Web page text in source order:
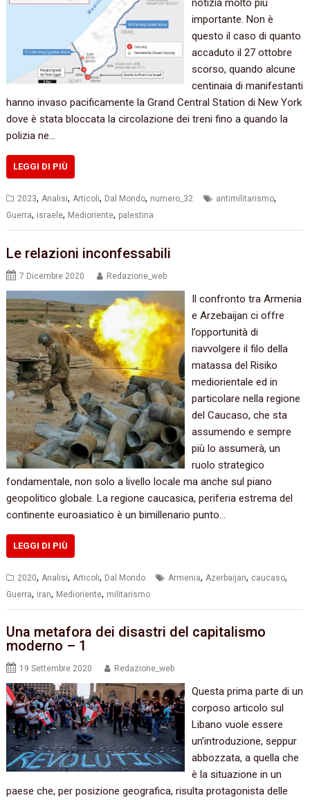
notizia molto più
importante. Non è
questo il caso di quanto
accaduto il 27 ottobre
scorso, quando alcune
centinaia di manifestanti
hanno invaso pacificamente la Grand Central Station di New York
dove è stata bloccata la circolazione dei treni fino a quando la
polizia ne…
LEGGI DI PIÙ
2023,Analisi,Articoli, Dal Mondo, numero_32 antimilitarismo,
Guerra, israele, Medioriente, palestina
Le relazioni inconfessabili
7 Dicembre 2020 Redazione_web
Il confronto tra Armenia
e Arzebaijan ci offre
l’opportunità di
riavvolgere il filo della
matassa del Risiko
mediorientale ed in
particolare nella regione
del Caucaso, che sta
assumendo e sempre
più lo assumerà, un
ruolo strategico
fondamentale, non solo a livello locale ma anche sul piano
geopolitico globale. La regione caucasica, periferia estrema del
continente euroasiatico è un bimillenario punto…
LEGGI DI PIÙ
2020, Analisi, Articoli, Dal Mondo Armenia, Azerbaijan, caucaso,
Guerra, iran, Medioriente, militarismo
Una metafora dei disastri del capitalismo
moderno – 1
19 Settembre 2020 Redazione_web
Questa prima parte di un
corposo articolo sul
Libano vuole essere
un’introduzione, seppur
abbozzata, a quella che
è la situazione in un
paese che, per posizione geografica, risulta protagonista delle